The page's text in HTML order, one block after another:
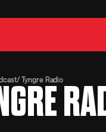
Tyngre Radio